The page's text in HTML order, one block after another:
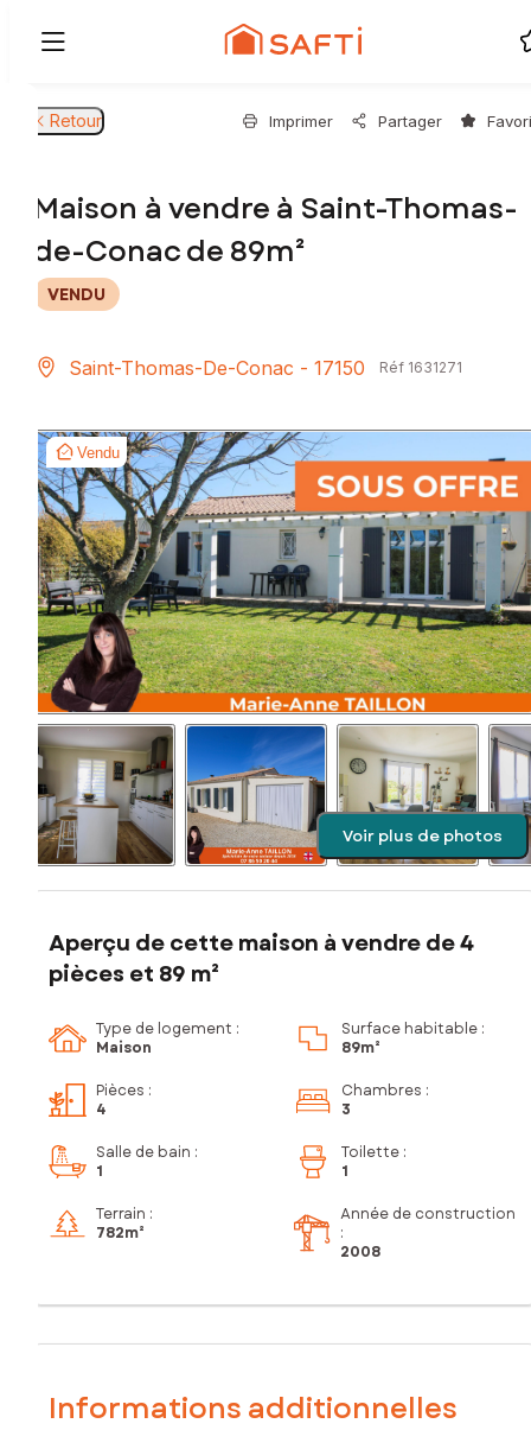
Retour Imprimer Partager
Maison à vendre à Saint-Thomas-
de-Conac de 89m²
VENDU
Saint-Thomas-De-Conac - 17150 Réf 1631271
Vendu
Voir plus de photos
Aperçu de cette maison à vendre de 4
pièces et 89 m²
Type de logement :
Maison
Surface habitable :
89m²
Pièces :
4
Chambres :
3
Salle de bain :
1
Toilette :
1
Terrain :
782m²
Année de construction
:
2008
Informations additionnelles